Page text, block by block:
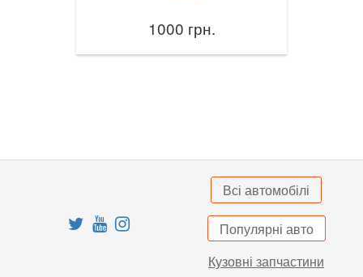
1000 грн.
Всі автомобілі
Популярні авто
Кузовні запчастини